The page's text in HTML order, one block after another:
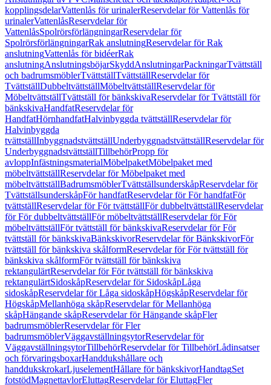
kopplingsdelarVattenlås för urinalerReservdelar för Vattenlås för
urinalerVattenlåsReservdelar för
VattenlåsSpolrörsförlängningarReservdelar för
SpolrörsförlängningarRak anslutningReservdelar för Rak
anslutningVattenlås för bidéerRak
anslutningAnslutningsböjarSkyddAnslutningarPackningarTvättställ
och badrumsmöblerTvättställTvättställReservdelar för
TvättställDubbeltvättställMöbeltvättställReservdelar för
MöbeltvättställTvättställ för bänkskivaReservdelar för Tvättställ för
bänkskivaHandfatReservdelar för
HandfatHörnhandfatHalvinbyggda tvättställReservdelar för
Halvinbyggda
tvättställInbyggnadstvättställUnderbyggnadstvättställReservdelar för
UnderbyggnadstvättställTillbehörPropp för
avloppInfästningsmaterialMöbelpaketMöbelpaket med
möbeltvättställReservdelar för Möbelpaket med
möbeltvättställBadrumsmöblerTvättställsunderskåpReservdelar för
TvättställsunderskåpFör handfatReservdelar för För handfatFör
tvättställReservdelar för För tvättställFör dubbeltvättställReservdelar
för För dubbeltvättställFör möbeltvättställReservdelar för För
möbeltvättställFör tvättställ för bänkskivaReservdelar för För
tvättställ för bänkskivaBänkskivorReservdelar för BänkskivorFör
tvättställ för bänkskiva skålformReservdelar för För tvättställ för
bänkskiva skålformFör tvättställ för bänkskiva
rektangulärtReservdelar för För tvättställ för bänkskiva
rektangulärtSidoskåpReservdelar för SidoskåpLåga
sidoskåpReservdelar för Låga sidoskåpHögskåpReservdelar för
HögskåpMellanhöga skåpReservdelar för Mellanhöga
skåpHängande skåpReservdelar för Hängande skåpFler
badrumsmöblerReservdelar för Fler
badrumsmöblerVäggavställningsytorReservdelar för
VäggavställningsytorTillbehörReservdelar för TillbehörLådinsatser
och förvaringsboxarHanddukshållare och
handdukskrokarLjuselementHållare för bänkskivorHandtagSet
fotstödMagnettavlorEluttagReservdelar för EluttagFler